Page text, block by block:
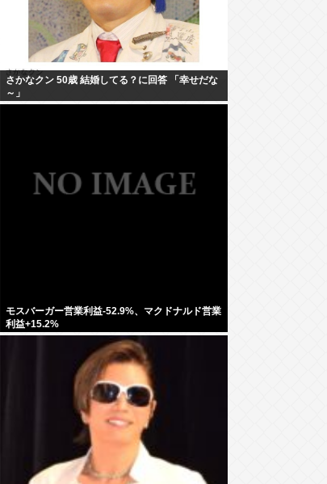
さかなクン 50歳 結婚してる？に回答 「幸せだな
～」
モスバーガー営業利益-52.9%、マクドナルド営業
利益+15.2%